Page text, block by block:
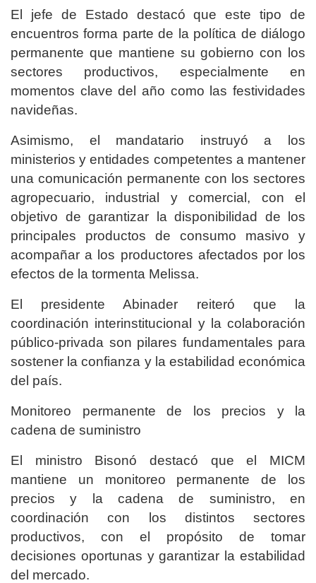
El jefe de Estado destacó que este tipo de
encuentros forma parte de la política de diálogo
permanente que mantiene su gobierno con los
sectores productivos, especialmente en
momentos clave del año como las festividades
navideñas.
Asimismo, el mandatario instruyó a los
ministerios y entidades competentes a mantener
una comunicación permanente con los sectores
agropecuario, industrial y comercial, con el
objetivo de garantizar la disponibilidad de los
principales productos de consumo masivo y
acompañar a los productores afectados por los
efectos de la tormenta Melissa.
El presidente Abinader reiteró que la
coordinación interinstitucional y la colaboración
público-privada son pilares fundamentales para
sostener la confianza y la estabilidad económica
del país.
Monitoreo permanente de los precios y la
cadena de suministro
El ministro Bisonó destacó que el MICM
mantiene un monitoreo permanente de los
precios y la cadena de suministro, en
coordinación con los distintos sectores
productivos, con el propósito de tomar
decisiones oportunas y garantizar la estabilidad
del mercado.